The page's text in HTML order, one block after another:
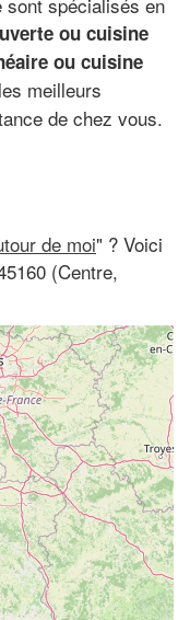
ou cuisine
ou cuisine
meilleurs
de chez vous.
de moi" ? Voici
(Centre,